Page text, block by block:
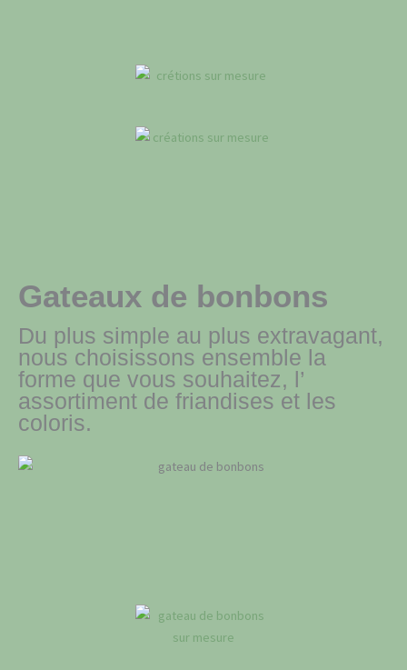
Gateaux de bonbons
Du plus simple au plus extravagant,
nous choisissons ensemble la
forme que vous souhaitez, l’
assortiment de friandises et les
coloris.